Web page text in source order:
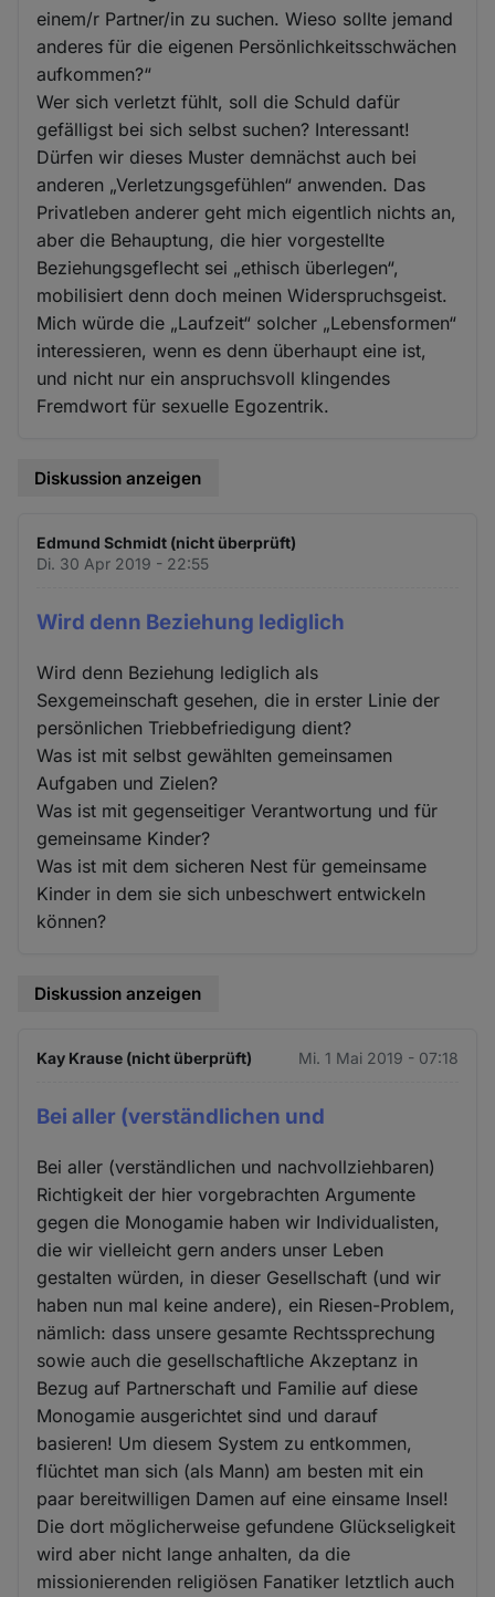
einem/r Partner/in zu suchen. Wieso sollte jemand
anderes für die eigenen Persönlichkeitsschwächen
aufkommen?“
Wer sich verletzt fühlt, soll die Schuld dafür
gefälligst bei sich selbst suchen? Interessant!
Dürfen wir dieses Muster demnächst auch bei
anderen „Verletzungsgefühlen“ anwenden. Das
Privatleben anderer geht mich eigentlich nichts an,
aber die Behauptung, die hier vorgestellte
Beziehungsgeflecht sei „ethisch überlegen“,
mobilisiert denn doch meinen Widerspruchsgeist.
Mich würde die „Laufzeit“ solcher „Lebensformen“
interessieren, wenn es denn überhaupt eine ist,
und nicht nur ein anspruchsvoll klingendes
Fremdwort für sexuelle Egozentrik.
Diskussion anzeigen
Edmund Schmidt (nicht überprüft)
Di. 30 Apr 2019 - 22:55
Wird denn Beziehung lediglich
Wird denn Beziehung lediglich als
Sexgemeinschaft gesehen, die in erster Linie der
persönlichen Triebbefriedigung dient?
Was ist mit selbst gewählten gemeinsamen
Aufgaben und Zielen?
Was ist mit gegenseitiger Verantwortung und für
gemeinsame Kinder?
Was ist mit dem sicheren Nest für gemeinsame
Kinder in dem sie sich unbeschwert entwickeln
können?
Diskussion anzeigen
Kay Krause (nicht überprüft) Mi. 1 Mai 2019 - 07:18
Bei aller (verständlichen und
Bei aller (verständlichen und nachvollziehbaren)
Richtigkeit der hier vorgebrachten Argumente
gegen die Monogamie haben wir Individualisten,
die wir vielleicht gern anders unser Leben
gestalten würden, in dieser Gesellschaft (und wir
haben nun mal keine andere), ein Riesen-Problem,
nämlich: dass unsere gesamte Rechtssprechung
sowie auch die gesellschaftliche Akzeptanz in
Bezug auf Partnerschaft und Familie auf diese
Monogamie ausgerichtet sind und darauf
basieren! Um diesem System zu entkommen,
flüchtet man sich (als Mann) am besten mit ein
paar bereitwilligen Damen auf eine einsame Insel!
Die dort möglicherweise gefundene Glückseligkeit
wird aber nicht lange anhalten, da die
missionierenden religiösen Fanatiker letztlich auch